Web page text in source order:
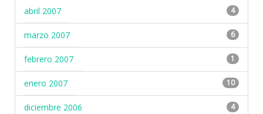
abril 2007 4
marzo 2007 6
febrero 2007 1
enero 2007 10
diciembre 2006 4